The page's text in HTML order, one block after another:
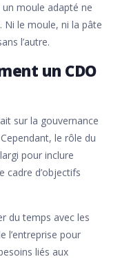
moule adapté ne
Ni le moule, ni la pâte
l’autre.
un CDO
sur la gouvernance
le rôle du
pour inclure
cadre d’objectifs
du temps avec les
l’entreprise pour
liés aux